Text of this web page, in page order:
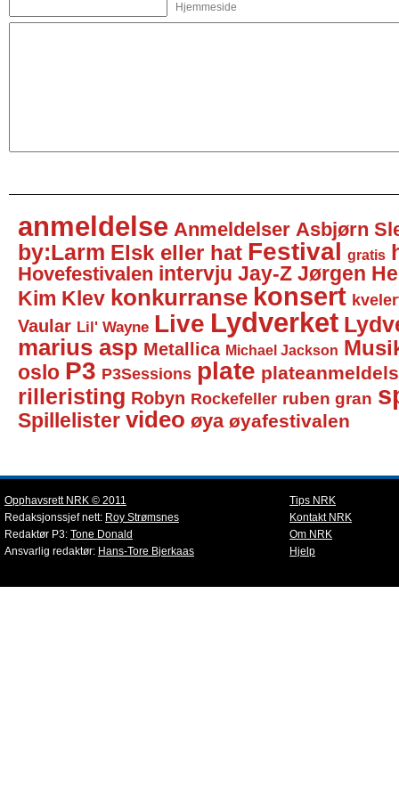
Hjemmeside
anmeldelse Anmeldelser Asbjørn
by:Larm Elsk eller hat Festival gratis
Hovefestivalen intervju Jay-Z Jørgen
Kim Klev konkurranse konsert
Vaular Lil' Wayne Live Lydverket
marius asp Metallica Michael Jackson
oslo P3 P3Sessions plate
rilleristing Robyn Rockefeller ruben gran
Spillelister video øya øyafestivalen
Opphavsrett NRK © 2011
Redaksjonssjef nett: Roy Strømsnes
Redaktør P3: Tone Donald
Ansvarlig redaktør: Hans-Tore Bjerkaas
Tips NRK
Kontakt NRK
Om NRK
Hjelp